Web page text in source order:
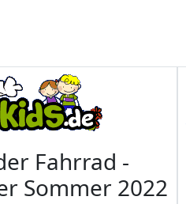
Fahrrad -
Sommer 2022